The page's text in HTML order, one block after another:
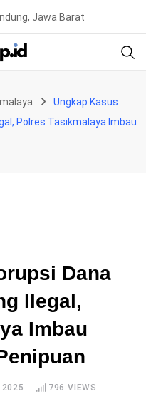
Jawa Barat
Ungkap Kasus
Polres Tasikmalaya Imbau
Dana
Ilegal,
Imbau
2025 796 VIEWS